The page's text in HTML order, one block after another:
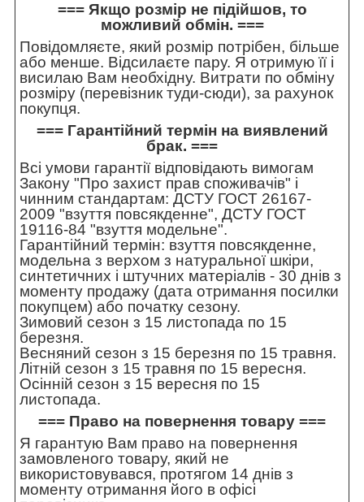
=== Якщо розмір не підійшов, то
можливий обмін. ===
Повідомляєте, який розмір потрібен, більше
або менше. Відсилаєте пару. Я отримую її і
висилаю Вам необхідну. Витрати по обміну
розміру (перевізник туди-сюди), за рахунок
покупця.
=== Гарантійний термін на виявлений
брак. ===
Всі умови гарантії відповідають вимогам
Закону "Про захист прав споживачів" і
чинним стандартам: ДСТУ ГОСТ 26167-
2009 "взуття повсякденне", ДСТУ ГОСТ
19116-84 "взуття модельне".
Гарантійний термін: взуття повсякденне,
модельна з верхом з натуральної шкіри,
синтетичних і штучних матеріалів - 30 днів з
моменту продажу (дата отримання посилки
покупцем) або початку сезону.
Зимовий сезон з 15 листопада по 15
березня.
Весняний сезон з 15 березня по 15 травня.
Літній сезон з 15 травня по 15 вересня.
Осінній сезон з 15 вересня по 15
листопада.
=== Право на повернення товару ===
Я гарантую Вам право на повернення
замовленого товару, який не
використовувався, протягом 14 днів з
моменту отримання його в офісі